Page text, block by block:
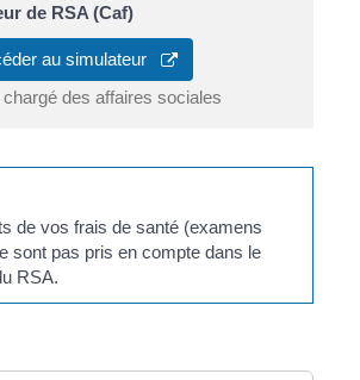
de RSA (Caf)
au simulateur
des affaires sociales
de vos frais de santé (examens
sont pas pris en compte dans le
RSA.